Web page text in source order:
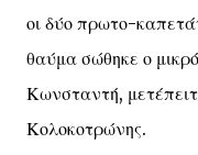
οι δύο πρωτο-
θαύμα σώθηκε ο
Κωνσταντή,
Κολοκοτρώνης.